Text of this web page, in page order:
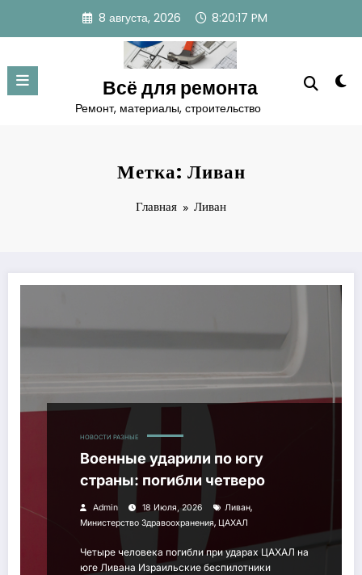
содержимому
8 августа, 2026 8:20:17 PM
Всё для ремонта
Ремонт, материалы, строительство
Метка: Ливан
Главная Ливан
НОВОСТИ РАЗНЫЕ
Военные ударили по югу
страны: погибли четверо
Admin 18 Июля, 2026 Ливан,
Министерство Здравоохранения, ЦАХАЛ
Четыре человека погибли при ударах ЦАХАЛ на
юге Ливана Израильские беспилотники